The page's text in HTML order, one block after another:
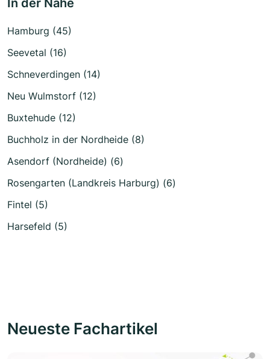
Hamburg (45)
Seevetal (16)
Schneverdingen (14)
Neu Wulmstorf (12)
Buxtehude (12)
Buchholz in der Nordheide (8)
Asendorf (Nordheide) (6)
Rosengarten (Landkreis Harburg) (6)
Fintel (5)
Harsefeld (5)
Neueste Fachartikel